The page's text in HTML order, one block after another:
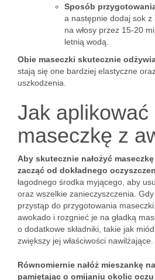
Sposób
a następnie dodaj sok z
na włosy przez 15-20
letnią wodą.
Obie maseczki skutecznie
stają się one bardziej elastyczne
uszkodzenia.
Jak aplikować
maseczkę z
Aby skutecznie nałożyć
zacząć od dokładnego
łagodnego środka myjącego, aby
oraz wszelkie zanieczyszczenia.
przystąp do przygotowania
awokado i rozgnieć je na gładką
o dodatkowe składniki, takie jak
zwiększy jej właściwości nawilżające.
Równomiernie nałóż mieszankę
pamiętając o omijaniu okolic